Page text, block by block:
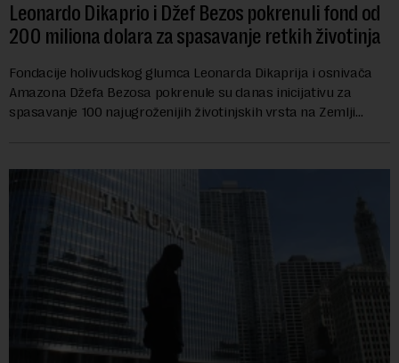
Leonardo Dikaprio i Džef Bezos pokrenuli fond od
200 miliona dolara za spasavanje retkih životinja
Fondacije holivudskog glumca Leonarda Dikaprija i osnivača
Amazona Džefa Bezosa pokrenule su danas inicijativu za
spasavanje 100 najugroženijih životinjskih vrsta na Zemlji